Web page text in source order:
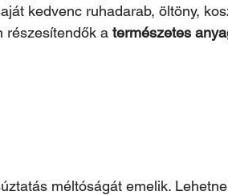
kedvenc ruhadarab, öltöny,
részesítendők a természetes
méltóságát emelik.